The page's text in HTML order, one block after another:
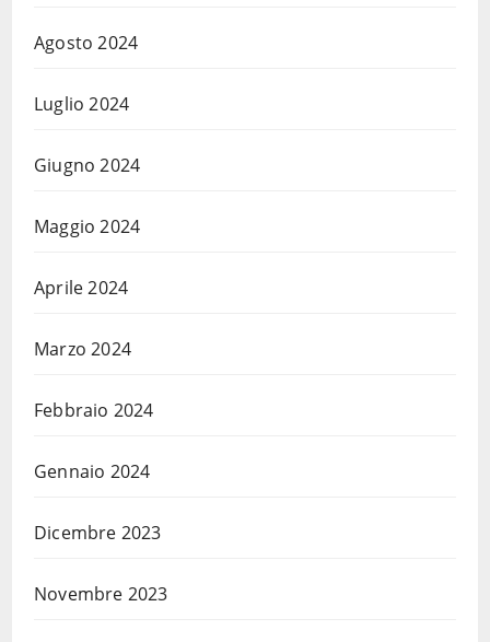
Agosto 2024
Luglio 2024
Giugno 2024
Maggio 2024
Aprile 2024
Marzo 2024
Febbraio 2024
Gennaio 2024
Dicembre 2023
Novembre 2023